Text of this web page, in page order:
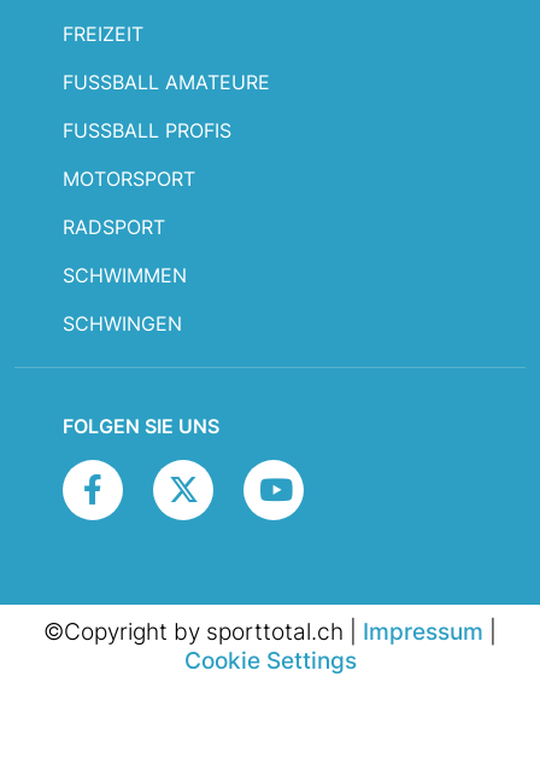
FREIZEIT
FUSSBALL AMATEURE
FUSSBALL PROFIS
MOTORSPORT
RADSPORT
SCHWIMMEN
SCHWINGEN
FOLGEN SIE UNS
©Copyright by sporttotal.ch | Impressum
Cookie Settings